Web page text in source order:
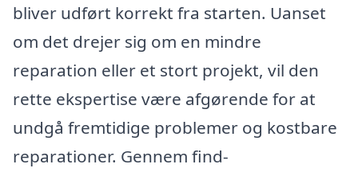
bliver udført korrekt fra starten. Uanset
om det drejer sig om en mindre
reparation eller et stort projekt, vil den
rette ekspertise være afgørende for at
undgå fremtidige problemer og kostbare
reparationer. Gennem find-